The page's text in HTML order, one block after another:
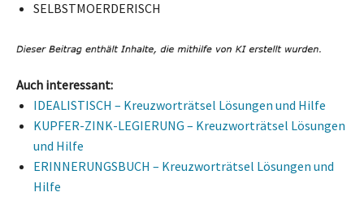
SELBSTMOERDERISCH
Auch interessant:
IDEALISTISCH – Kreuzworträtsel Lösungen und Hilfe
KUPFER-ZINK-LEGIERUNG – Kreuzworträtsel Lösungen
und Hilfe
ERINNERUNGSBUCH – Kreuzworträtsel Lösungen und
Hilfe